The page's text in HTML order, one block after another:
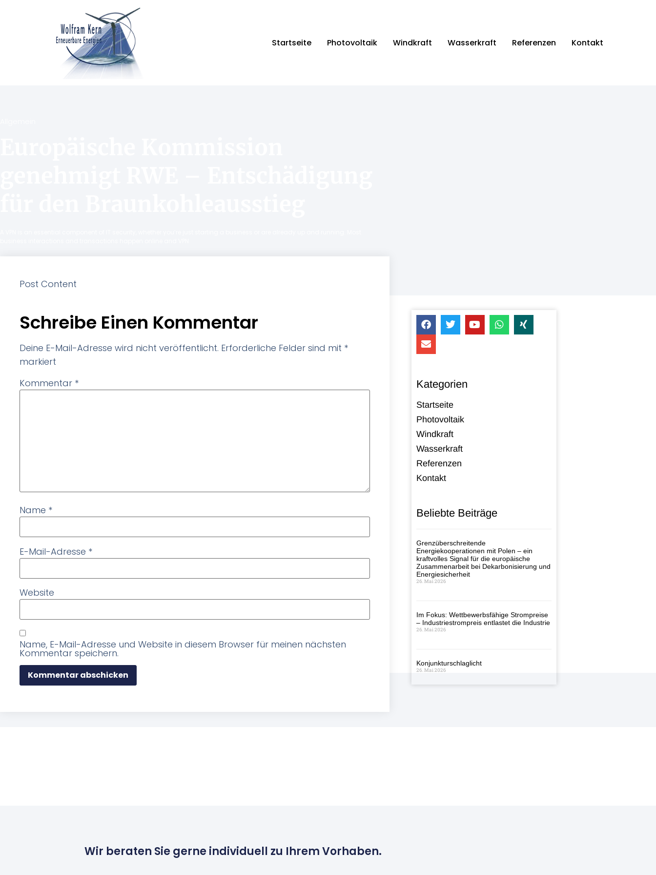
Startseite Photovoltaik Windkraft Wasserkraft Referenzen Kontakt
Post Content
Schreibe Einen Kommentar
Deine E-Mail-Adresse wird nicht veröffentlicht. Erforderliche Felder sind mit *
markiert
Kommentar *
Name *
E-Mail-Adresse *
Website
Name, E-Mail-Adresse und Website in diesem Browser für meinen nächsten
Kommentar speichern.
Kategorien
Startseite
Photovoltaik
Windkraft
Wasserkraft
Referenzen
Kontakt
Beliebte Beiträge
Grenzüberschreitende
Energiekooperationen mit Polen – ein
kraftvolles Signal für die europäische
Zusammenarbeit bei Dekarbonisierung und
Energiesicherheit
26. Mai 2026
Im Fokus: Wettbewerbsfähige Strompreise
– Industriestrompreis entlastet die Industrie
26. Mai 2026
Konjunkturschlaglicht
26. Mai 2026
Wir beraten Sie gerne individuell zu Ihrem Vorhaben.